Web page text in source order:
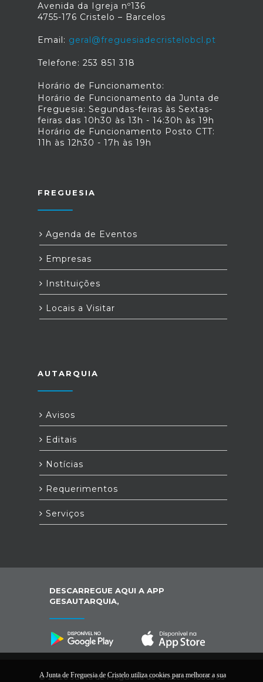
Avenida da Igreja nº136
4755-176 Cristelo – Barcelos
Email: geral@freguesiadecristelobcl.pt
Telefone: 253 851 318
Horário de Funcionamento:
Horário de Funcionamento da Junta de
Freguesia: Segundas-feiras às Sextas-
feiras das 10h30 às 13h - 14:30h às 19h
Horário de Funcionamento Posto CTT:
11h às 12h30 - 17h às 19h
FREGUESIA
Agenda de Eventos
Empresas
Instituições
Locais a Visitar
AUTARQUIA
Avisos
Editais
Notícias
Requerimentos
Serviços
DESCARREGUE AQUI A APP
GESAUTARQUIA,
© 2026 Junta de Freguesia de Cristelo. Todos os
A Junta de Freguesia de Cristelo utiliza cookies para melhorar a sua